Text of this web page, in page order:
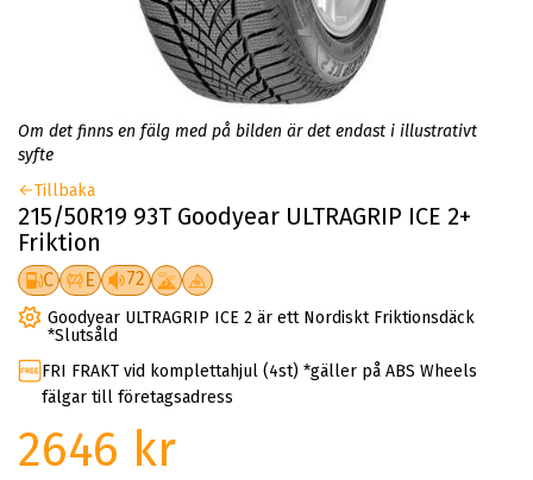
Om det finns en fälg med på bilden är det endast i illustrativt
syfte
Tillbaka
215/50R19 93T Goodyear ULTRAGRIP ICE 2+
Friktion
C E 72
Goodyear ULTRAGRIP ICE 2 är ett Nordiskt Friktionsdäck
*Slutsåld
FRI FRAKT vid komplettahjul (4st) *gäller på ABS Wheels
fälgar till företagsadress
2646 kr